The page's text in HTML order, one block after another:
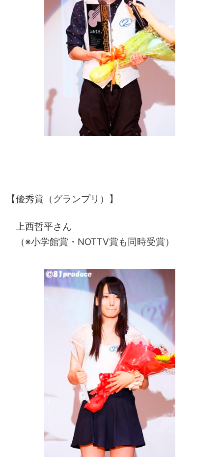
【優秀賞（グランプリ）】
上西哲平さん
（※小学館賞・NOTTV賞も同時受賞）